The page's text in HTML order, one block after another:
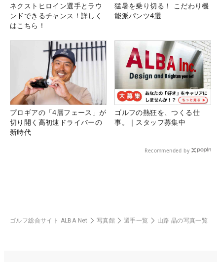
ネクストヒロイン選手とラウ
ンドできるチャンス！詳しく
はこちら！
猛暑を乗り切る！ こだわり機
能派パンツ4選
プロギアの「4層フェース」が
切り開く高初速ドライバーの
新時代
ゴルフの熱狂を、つくる仕
事。｜スタッフ募集中
Recommended by
ゴルフ総合サイト ALBA Net 写真館 選手一覧 山路 晶の写真一覧